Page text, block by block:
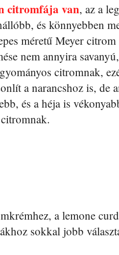
citromfája van, az a
és könnyebben
méretű Meyer citrom
nem annyira
citromnak,
a narancshoz is, de
és a héja is
a lemone
sokkal jobb